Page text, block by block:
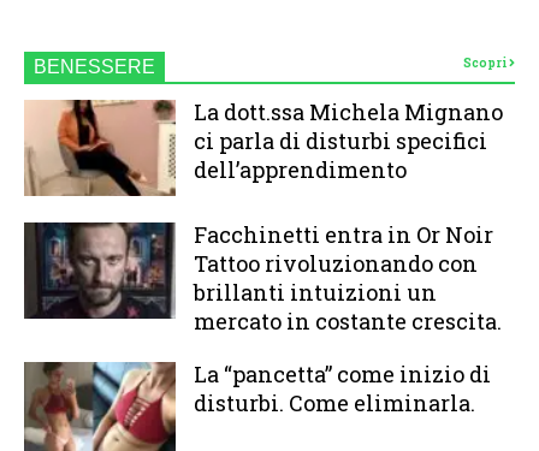
BENESSERE Scopri
La dott.ssa Michela Mignano
ci parla di disturbi specifici
dell’apprendimento
Facchinetti entra in Or Noir
Tattoo rivoluzionando con
brillanti intuizioni un
mercato in costante crescita.
La “pancetta” come inizio di
disturbi. Come eliminarla.